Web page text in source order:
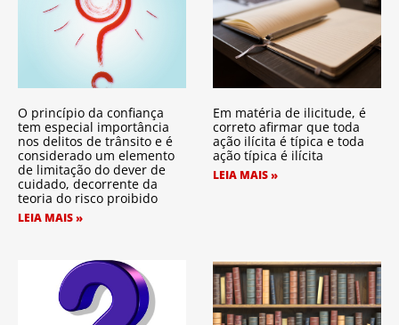
O princípio da confiança
tem especial importância
nos delitos de trânsito e é
considerado um elemento
de limitação do dever de
cuidado, decorrente da
teoria do risco proibido
LEIA MAIS »
Em matéria de ilicitude, é
correto afirmar que toda
ação ilícita é típica e toda
ação típica é ilícita
LEIA MAIS »